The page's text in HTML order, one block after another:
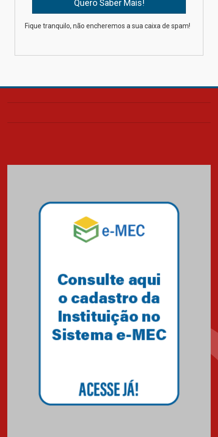
Transformadora reúne
Fique tranquilo, não encheremos a sua caixa de spam!